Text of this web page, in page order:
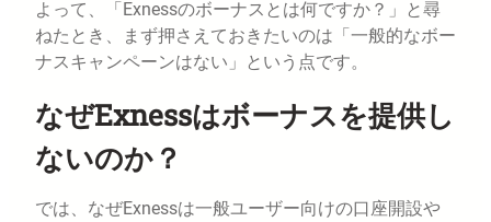
よって、「Exnessのボーナスとは何ですか？」と尋
ねたとき、まず押さえておきたいのは「一般的なボー
ナスキャンペーンはない」という点です。
なぜExnessはボーナスを提供し
ないのか？
では、なぜExnessは一般ユーザー向けの口座開設や